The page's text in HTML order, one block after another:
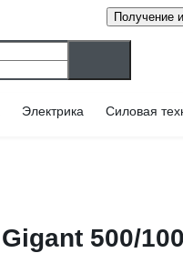
Получение
Электрика Силовая
500/